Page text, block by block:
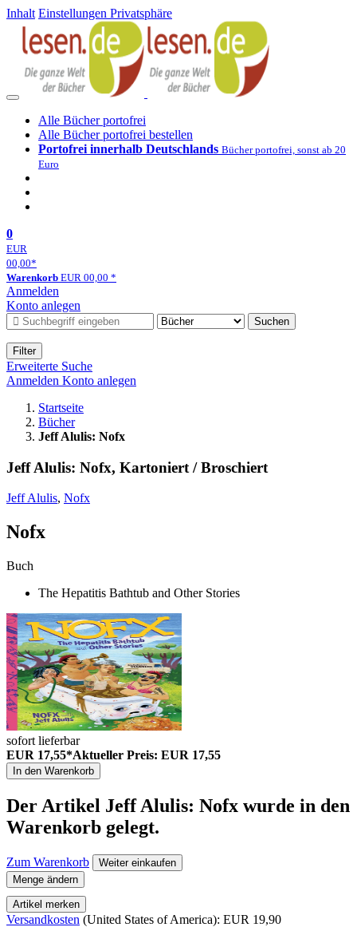
Inhalt Einstellungen Privatsphäre
Alle Bücher portofrei
Alle Bücher portofrei bestellen
Portofrei innerhalb Deutschlands Bücher portofrei, sonst ab 20
Euro
0
EUR
00,00*
Warenkorb EUR 00,00 *
Anmelden
Konto anlegen
Suchen
Filter
Erweiterte Suche
Anmelden Konto anlegen
Startseite
Bücher
Jeff Alulis: Nofx
Jeff Alulis: Nofx, Kartoniert / Broschiert
Jeff Alulis, Nofx
Nofx
Buch
The Hepatitis Bathtub and Other Stories
sofort lieferbar
EUR 17,55*Aktueller Preis: EUR 17,55
In den Warenkorb
Der Artikel Jeff Alulis: Nofx wurde in den
Warenkorb gelegt.
Zum Warenkorb
Weiter einkaufen
Menge ändern
Artikel merken
Versandkosten (United States of America): EUR 19,90